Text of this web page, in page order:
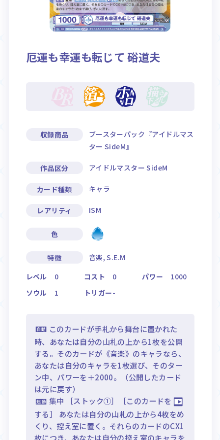
厄運も幸運も転じて 硲道夫
収録商品
ブースターパック『アイドルマス
ター SideM』
作品区分 アイドルマスター SideM
カード種類 キャラ
レアリティ ISM
色
特徴
音楽, S.E.M
レベル
0 コスト 0 パワー
1000
ソウル
1 トリガー-
このカードが手札から舞台に置かれた
時、あなたは自分の山札の上から1枚を公開
する。そのカードが《音楽》のキャラなら、
あなたは自分のキャラを1枚選び、そのター
ン中、パワーを＋2000。（公開したカード
は元に戻す）
集中 ［ストック①］［このカードを
する］ あなたは自分の山札の上から4枚をめ
くり、控え室に置く。それらのカードのCX1
枚につき、あなたは自分の控え室のキャラを